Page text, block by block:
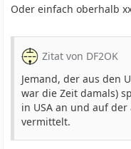
Oder einfach oberhalb
Zitat von DF2OK
Jemand, der aus den
war die Zeit damals)
in USA an und auf
vermittelt.